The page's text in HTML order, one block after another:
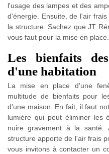
l'usage des lampes et des
d'énergie. Ensuite, de l'air
la structure. Sachez que JT
vous faut pour la mise en place.
Les bienfaits
d'une habitation
La mise en place d'une
multitude de bienfaits pour
d'une maison. En fait, il faut
lumière qui peut éliminer les
nuire gravement à la
structure apporte de l'air frais
vous invitons à contacter un